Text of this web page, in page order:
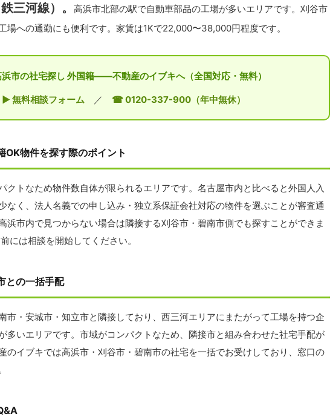
三河線）。
高浜市北部の駅で自動車部品の工場が多いエリアです。刈谷市
場への通勤にも便利です。家賃は1Kで22,000〜38,000円程度です。
浜市の社宅探し 外国籍——不動産のイブキへ（全国対応・無料）
▶ 無料相談フォーム／ ☎ 0120-337-900（年中無休）
OK物件を探す際のポイント
クトなため物件数自体が限られるエリアです。名古屋市内と比べると外国人入
なく、法人名義での申し込み・独立系保証会社対応の物件を選ぶことが審査通
浜市内で見つからない場合は隣接する刈谷市・碧南市側でも探すことができま
には相談を開始してください。
との一括手配
市・安城市・知立市と隣接しており、西三河エリアにまたがって工場を持つ企
多いエリアです。市域がコンパクトなため、隣接市と組み合わせた社宅手配が
のイブキでは高浜市・刈谷市・碧南市の社宅を一括でお受けしており、窓口の